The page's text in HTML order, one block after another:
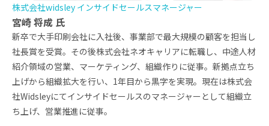
株式会社widsley インサイドセールスマネージャー
宮崎 将成 氏
新卒で大手印刷会社に入社後、事業部で最大規模の顧客を担当し
社長賞を受賞。その後株式会社ネオキャリアに転職し、中途人材
紹介領域の営業、マーケティング、組織作りに従事。新拠点立ち
上げから組織拡大を行い、1年目から黒字を実現。現在は株式会
社Widsleyにてインサイドセールスのマネージャーとして組織立
ち上げ、営業推進に従事。